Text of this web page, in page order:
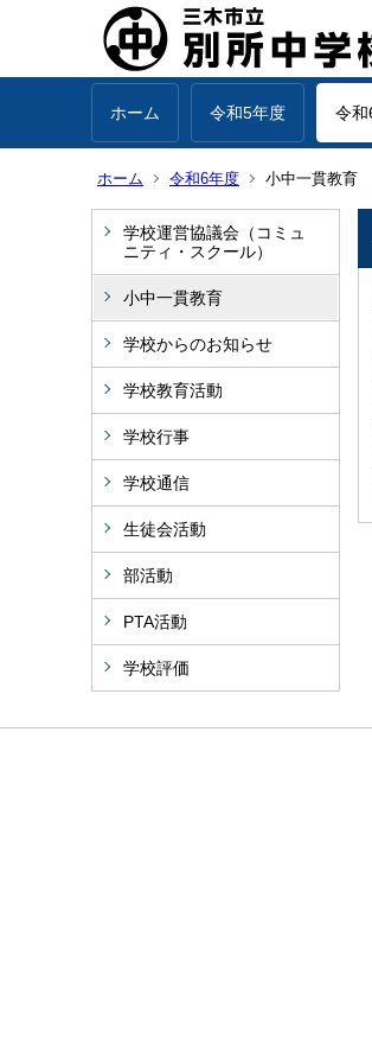
ホーム 令和5年度 令和
ホーム 令和6年度 小中一貫教育
学校運営協議会（コミュ
ニティ・スクール）
小中一貫教育
学校からのお知らせ
学校教育活動
学校行事
学校通信
生徒会活動
部活動
PTA活動
学校評価